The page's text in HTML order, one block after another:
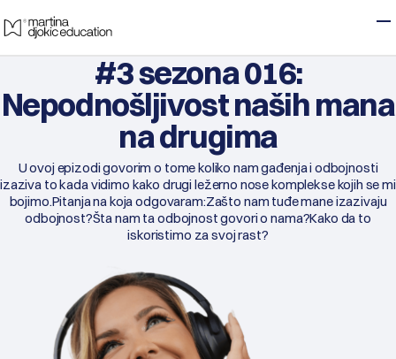
Skip to main content
#3 sezona 016:
Nepodnošljivost naših mana
na drugima
U ovoj epizodi govorim o tome koliko nam gađenja i odbojnosti
izaziva to kada vidimo kako drugi ležerno nose komplekse kojih se mi
bojimo.Pitanja na koja odgovaram:Zašto nam tuđe mane izazivaju
odbojnost?Šta nam ta odbojnost govori o nama?Kako da to
iskoristimo za svoj rast?